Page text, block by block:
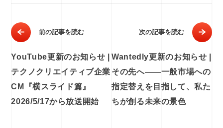
前の記事を読む
YouTube更新のお知らせ |
テクノクリエイティブ企業
CM『横スライド篇』
2026/5/17から放送開始
次の記事を読む
Wantedly更新のお知らせ |
その先へ——一般市場への
指定替えを目指して、私た
ちが創る未来の景色